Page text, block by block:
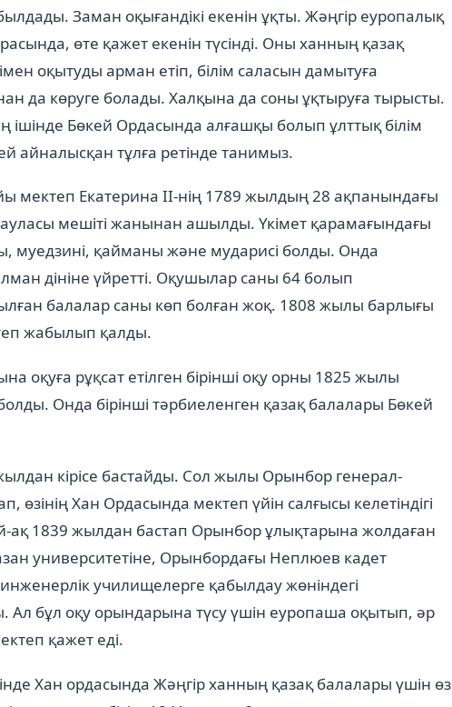
Заман оқығандікі екенін ұқты. Жәңгір еуропалық
өте қажет екенін түсінді. Оны ханның қазақ
оқытуды арман етіп, білім саласын дамытуға
да көруге болады. Халқына да соны ұқтыруға тырысты.
ішінде Бөкей Ордасында алғашқы болып ұлттық білім
айналысқан тұлға ретінде танимыз.
мектеп Екатерина II-нің 1789 жылдың 28 ақпанындағы
мешіті жанынан ашылды. Үкімет қарамағындағы
муедзині, қайманы және мударисі болды. Онда
дініне үйретті. Оқушылар саны 64 болып
балалар саны көп болған жоқ. 1808 жылы барлығы
жабылып қалды.
оқуға рұқсат етілген бірінші оқу орны 1825 жылы
Онда бірінші тәрбиеленген қазақ балалары Бөкей
кірісе бастайды. Сол жылы Орынбор генерал-
өзінің Хан Ордасында мектеп үйін салғысы келетіндігі
ақ 1839 жылдан бастап Орынбор ұлықтарына жолдаған
университетіне, Орынбордағы Неплюев кадет
училищелерге қабылдау жөніндегі
Ал бұл оқу орындарына түсу үшін еуропаша оқытып, әр
қажет еді.
Хан ордасында Жәңгір ханның қазақ балалары үшін өз